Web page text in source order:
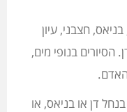
חצבני, עיון
הסיורים בנופי מים,
האדם.
דן או בניאס, או